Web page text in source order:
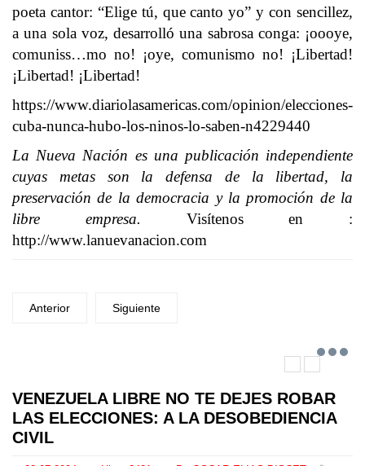
poeta cantor: “Elige tú, que canto yo” y con sencillez,
a una sola voz, desarrolló una sabrosa conga: ¡oooye,
comuniss…mo no! ¡oye, comunismo no! ¡Libertad!
¡Libertad! ¡Libertad!
https://www.diariolasamericas.com/opinion/elecciones-
cuba-nunca-hubo-los-ninos-lo-saben-n4229440
La Nueva Nación es una publicación independiente
cuyas metas son la defensa de la libertad, la
preservación de la democracia y la promoción de la
libre empresa. Visítenos en :
http://www.lanuevanacion.com
Anterior Siguiente
VENEZUELA LIBRE NO TE DEJES ROBAR
LAS ELECCIONES: A LA DESOBEDIENCIA
CIVIL